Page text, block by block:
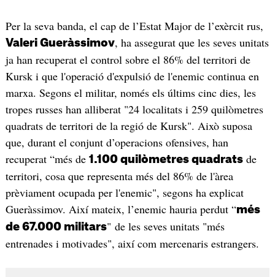
Per la seva banda, el cap de l’Estat Major de l’exèrcit rus,
Valeri Gueràssimov, ha assegurat que les seves unitats
ja han recuperat el control sobre el 86% del territori de
Kursk i que l'operació d'expulsió de l'enemic continua en
marxa. Segons el militar, només els últims cinc dies, les
tropes russes han alliberat "24 localitats i 259 quilòmetres
quadrats de territori de la regió de Kursk". Això suposa
que, durant el conjunt d’operacions ofensives, han
recuperat “més de 1.100 quilòmetres quadratsde
territori, cosa que representa més del 86% de l'àrea
prèviament ocupada per l'enemic", segons ha explicat
Gueràssimov. Així mateix, l’enemic hauria perdut “més
de 67.000 militars" de les seves unitats "més
entrenades i motivades", així com mercenaris estrangers.